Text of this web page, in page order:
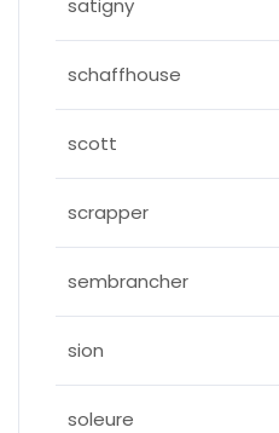
schaffhouse
scott
scrapper
sembrancher
sion
soleure